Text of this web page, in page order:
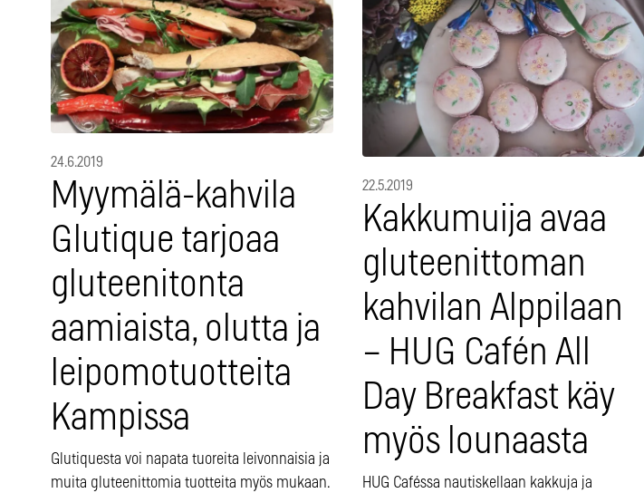
24.6.2019
Myymälä-kahvila
Glutique tarjoaa
gluteenitonta
aamiaista, olutta ja
leipomotuotteita
Kampissa
Glutiquesta voi napata tuoreita leivonnaisia ja
muita gluteenittomia tuotteita myös mukaan.
22.5.2019
Kakkumuija avaa
gluteenittoman
kahvilan Alppilaan
– HUG Cafén All
Day Breakfast käy
myös lounaasta
HUG Caféssa nautiskellaan kakkuja ja